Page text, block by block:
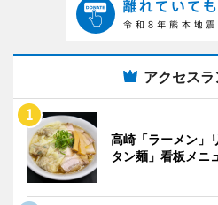
アクセス
高崎「ラーメン
タン麺」看板メニ